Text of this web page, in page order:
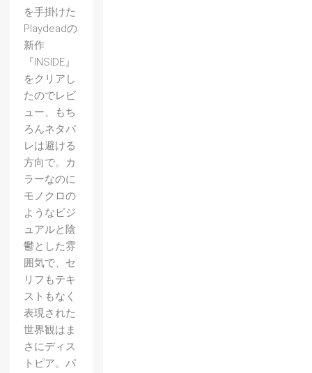
を手掛けた
Playdeadの
新作
『INSIDE』
をクリアし
たのでレビ
ュー、もち
ろんネタバ
レは避ける
方向で。カ
ラーなのに
モノクロの
ようなビジ
ュアルと陰
鬱とした雰
囲気で、セ
リフもテキ
ストもなく
表現された
世界観はま
さにディス
トピア。パ